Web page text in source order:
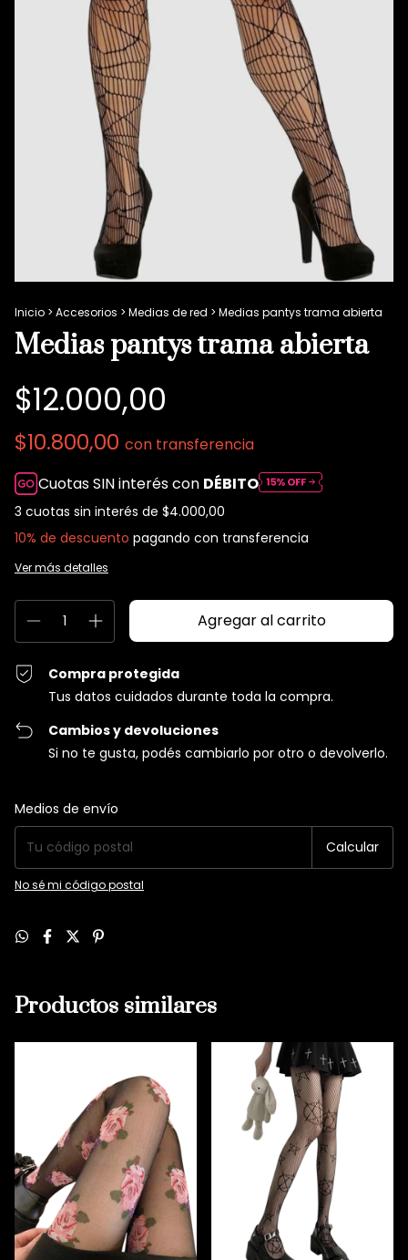
Inicio > Accesorios > Medias de red > Medias pantys trama abierta
Medias pantys trama abierta
$12.000,00
$10.800,00 con transferencia
Cuotas SIN interés con DÉBITO
3 cuotas sin interés de $4.000,00
10% de descuento pagando con transferencia
Ver más detalles
Compra protegida
Tus datos cuidados durante toda la compra.
Cambios y devoluciones
Si no te gusta, podés cambiarlo por otro o devolverlo.
Entregas para el CP:
Medios de envío
Calcular
No sé mi código postal
Productos similares